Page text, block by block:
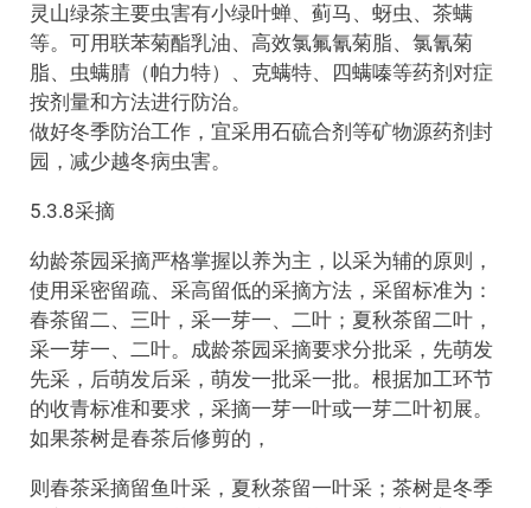
灵山绿茶主要虫害有小绿叶蝉、蓟马、蚜虫、茶螨
等。可用联苯菊酯乳油、高效氯氟氰菊脂、氯氰菊
脂、虫螨腈（帕力特）、克螨特、四螨嗪等药剂对症
按剂量和方法进行防治。
做好冬季防治工作，宜采用石硫合剂等矿物源药剂封
园，减少越冬病虫害。
5.3.8采摘
幼龄茶园采摘严格掌握以养为主，以采为辅的原则，
使用采密留疏、采高留低的采摘方法，采留标准为：
春茶留二、三叶，采一芽一、二叶；夏秋茶留二叶，
采一芽一、二叶。成龄茶园采摘要求分批采，先萌发
先采，后萌发后采，萌发一批采一批。根据加工环节
的收青标准和要求，采摘一芽一叶或一芽二叶初展。
如果茶树是春茶后修剪的，
则春茶采摘留鱼叶采，夏秋茶留一叶采；茶树是冬季